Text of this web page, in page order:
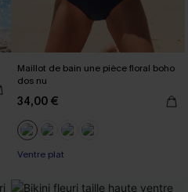
Maillot de bain une pièce floral boho
dos nu
34,00 €
Ventre plat